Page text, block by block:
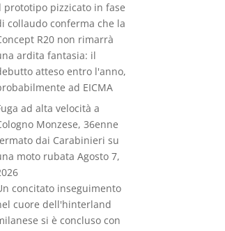
prototipo pizzicato in fase
collaudo conferma che la
R20 non rimarrà
ardita fantasia: il
atteso entro l'anno,
ad EICMA
ad alta velocità a
Monzese, 36enne
dai Carabinieri su
moto rubata Agosto 7,
concitato inseguimento
cuore dell'hinterland
si è concluso con